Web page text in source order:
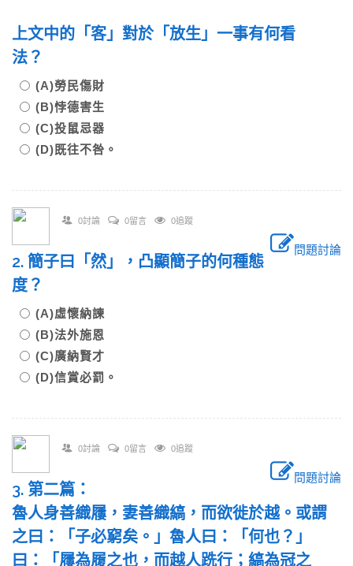
上文中的「客」對於「放生」一事有何看
法？
(A)勞民傷財
(B)悖德害生
(C)投鼠忌器
(D)既往不咎。
0討論 0留言 0追蹤
問題討論
2. 簡子曰「然」，凸顯簡子的何種態
度？
(A)虛懷納諫
(B)法外施恩
(C)廣納賢才
(D)信賞必罰。
0討論 0留言 0追蹤
問題討論
3. 第二篇：
魯人身善織屨，妻善織縞，而欲徙於越。或謂
之曰：「子必窮矣。」魯人曰：「何也？」
曰：「屨為履之也，而越人跣行；縞為冠之